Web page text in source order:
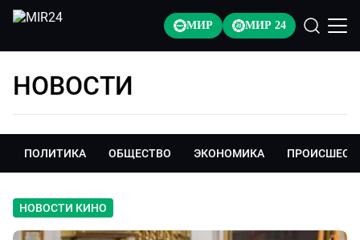
МИР МИР 24
НОВОСТИ
ПОЛИТИКА ОБЩЕСТВО ЭКОНОМИКА
НОВОСТИ КИНО